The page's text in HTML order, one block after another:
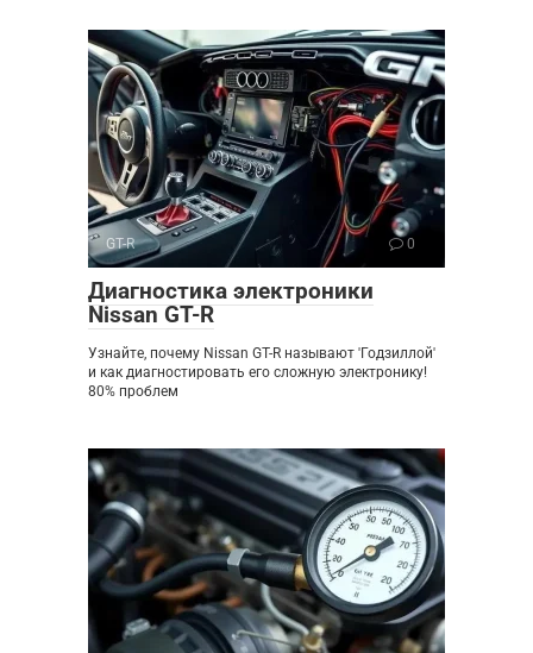
GT-R 0
Диагностика электроники
Nissan GT-R
Узнайте, почему Nissan GT-R называют 'Годзиллой'
и как диагностировать его сложную электронику!
80% проблем